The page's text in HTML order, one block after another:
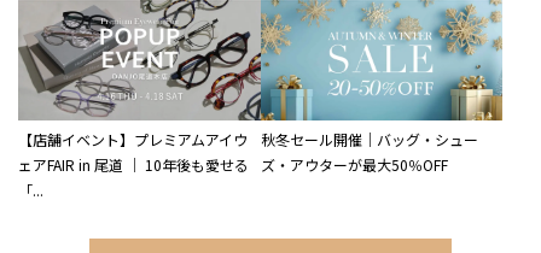
【店舗イベント】プレミアムアイウ
ェアFAIR in 尾道 ｜ 10年後も愛せる
「...
秋冬セール開催｜バッグ・シュー
ズ・アウターが最大50％OFF